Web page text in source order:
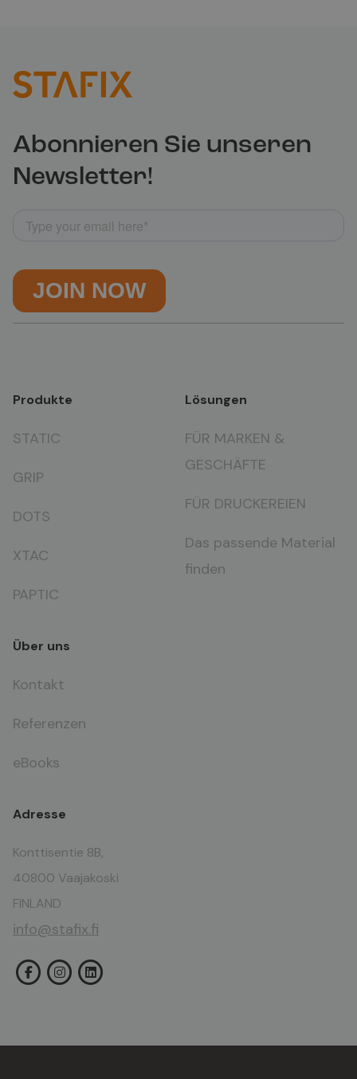
Abonnieren Sie unseren
Newsletter!
Produkte
STATIC
GRIP
DOTS
XTAC
PAPTIC
Lösungen
FÜR MARKEN &
GESCHÄFTE
FÜR DRUCKEREIEN
Das passende Material
finden
Über uns
Kontakt
Referenzen
eBooks
Adresse
Konttisentie 8B,
40800 Vaajakoski
FINLAND
info@stafix.fi